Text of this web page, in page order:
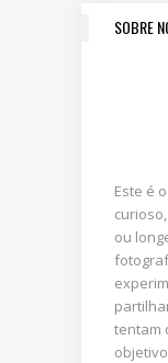
SOBRE
Este é
ou
tentam